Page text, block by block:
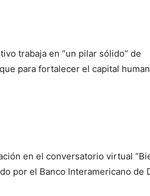
trabaja en “un pilar sólido” de
para fortalecer el capital
en el conversatorio virtual
por el Banco Interamericano de